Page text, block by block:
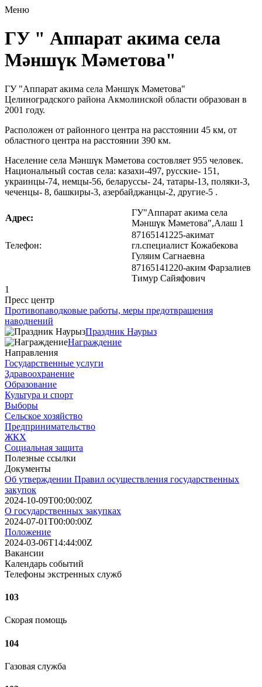
Меню
ГУ " Аппарат акима села
Мәншүк Мәметова"
ГУ "Аппарат акима села Мәншүк Мәметова"
Целиноградского района Акмолинской области образован в
2001 году.
Расположен от районного центра на расстоянии 45 км, от
областного центра на расстоянии 390 км.
Население села Мәншүк Мәметова состовляет 955 человек.
Национальный состав села: казахи-497, русские- 151,
украинцы-74, немцы-56, беларуссы- 24, татары-13, поляки-3,
чеченцы- 8, башкиры-3, азербайджанцы-2, другие-5 .
Адрес:
ГУ"Аппарат акима села
Мәншүк Мәметова",Алаш 1
Телефон:
87165141225-акимат
гл.специалист Кожабекова
Гуляим Сагнаевна
87165141220-аким Фарзалиев
Тимур Сайяфович
1
Пресс центр
Противопаводковые работы, меры предотвращения
наводнений
Праздник Наурыз
Награждение
Направления
Государственные услуги
Здравоохранение
Образование
Культура и спорт
Выборы
Сельское хозяйство
Предпринимательство
ЖКХ
Социальная защита
Полезные ссылки
Документы
Об утверждении Правил осуществления государственных
закупок
2024-10-09T00:00:00Z
О государственных закупках
2024-07-01T00:00:00Z
Положение
2024-03-06T14:44:00Z
Вакансии
Календарь событий
Телефоны экстренных служб
103
Скорая помощь
104
Газовая служба